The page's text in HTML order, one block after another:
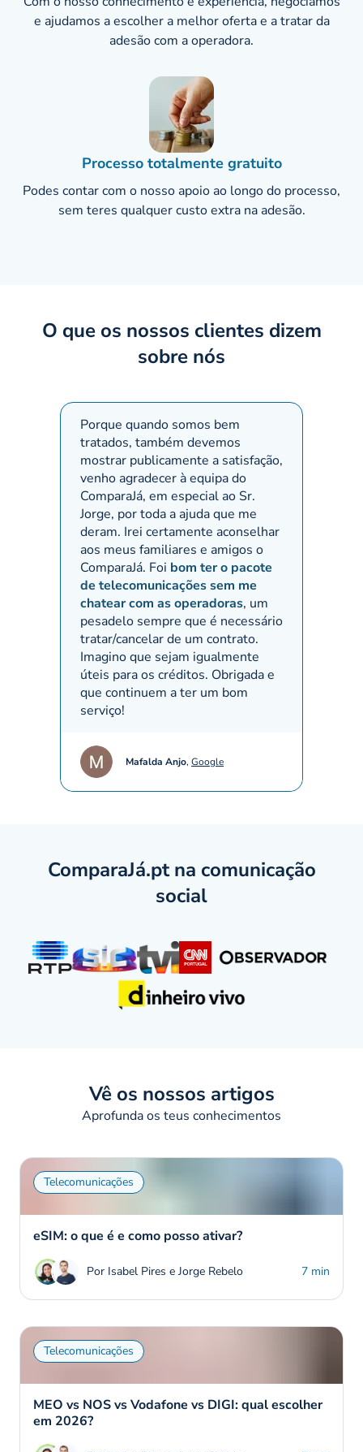
e ajudamos a escolher a melhor oferta e a tratar da
adesão com a operadora.
Processo totalmente gratuito
Podes contar com o nosso apoio ao longo do processo,
sem teres qualquer custo extra na adesão.
O que os nossos clientes dizem
sobre nós
Porque quando somos bem
tratados, também devemos
mostrar publicamente a satisfação,
venho agradecer à equipa do
ComparaJá, em especial ao Sr.
Jorge, por toda a ajuda que me
deram. Irei certamente aconselhar
aos meus familiares e amigos o
ComparaJá. Foi bom ter o pacote
de telecomunicações sem me
chatear com as operadoras, um
pesadelo sempre que é necessário
tratar/cancelar de um contrato.
Imagino que sejam igualmente
úteis para os créditos. Obrigada e
que continuem a ter um bom
serviço!
Mafalda Anjo, Google
ComparaJá.pt na comunicação
social
Vê os nossos artigos
Aprofunda os teus conhecimentos
Telecomunicações
eSIM: o que é e como posso ativar?
Por Isabel Pires e Jorge Rebelo 7 min
Telecomunicações
MEO vs NOS vs Vodafone vs DIGI: qual escolher
em 2026?